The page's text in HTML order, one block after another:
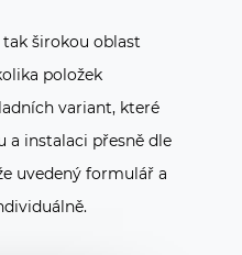
širokou oblast
položek
variant, které
a instalaci přesně dle
uvedený formulář a